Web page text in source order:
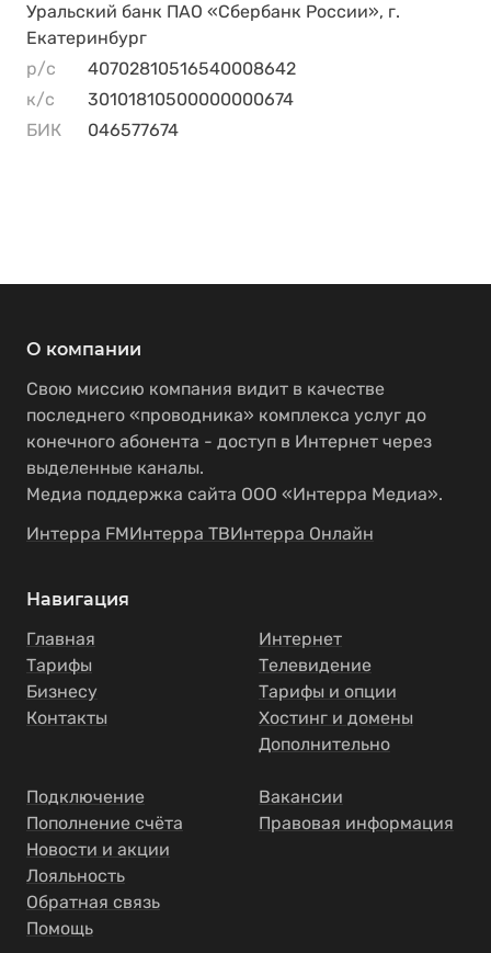
Уральский банк ПАО «Сбербанк России», г.
Екатеринбург
р/с
40702810516540008642
к/с
30101810500000000674
БИК
046577674
О компании
Свою миссию компания видит в качестве
последнего «проводника» комплекса услуг до
конечного абонента - доступ в Интернет через
выделенные каналы.
Медиа поддержка сайта ООО «Интерра Медиа».
Интерра FMИнтерра ТВИнтерра Онлайн
Навигация
Главная
Тарифы
Бизнесу
Контакты
Интернет
Телевидение
Тарифы и опции
Хостинг и домены
Дополнительно
Подключение
Пополнение счёта
Новости и акции
Лояльность
Обратная связь
Помощь
Вакансии
Правовая информация